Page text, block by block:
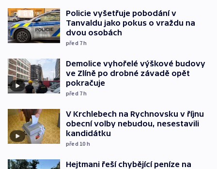
Policie vyšetřuje pobodání v
Tanvaldu jako pokus o vraždu na
dvou osobách
před 7h
Demolice vyhořelé výškové budovy
ve Zlíně po drobné závadě opět
pokračuje
před 7h
V Krchlebech na Rychnovsku v říjnu
obecní volby nebudou, nesestavili
kandidátku
před 10 h
Hejtmani řeší chybějící peníze na